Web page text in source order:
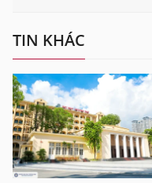
TIN KHÁC